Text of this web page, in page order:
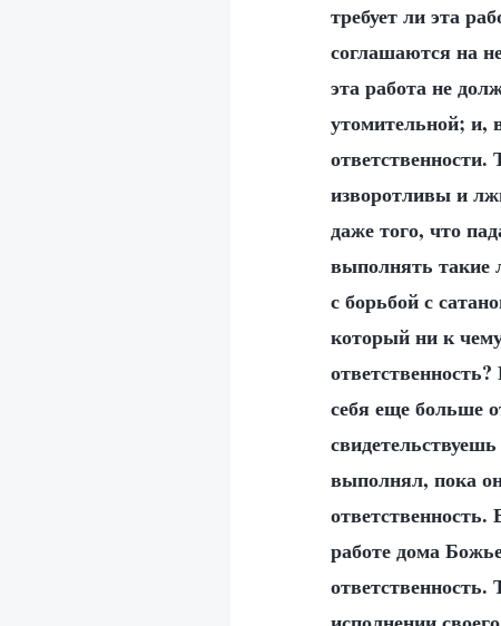
требует ли эта
соглашаются на
эта работа не
утомительной; и,
ответственности.
изворотливы и
даже того, что
выполнять такие
с борьбой с
который ни к
себя еще больше
выполнял, пока
работе дома
ответственность.